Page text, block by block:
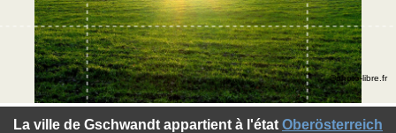
La ville de Gschwandt appartient à l'état Oberösterreich
©photo-libre.fr